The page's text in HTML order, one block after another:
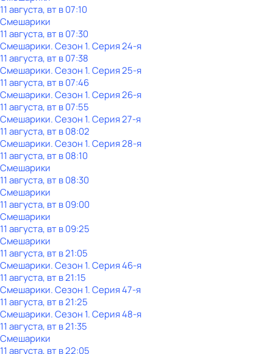
11 августа, вт в 07:10
Смешарики
11 августа, вт в 07:30
Смешарики. Сезон 1. Серия 24-я
11 августа, вт в 07:38
Смешарики. Сезон 1. Серия 25-я
11 августа, вт в 07:46
Смешарики. Сезон 1. Серия 26-я
11 августа, вт в 07:55
Смешарики. Сезон 1. Серия 27-я
11 августа, вт в 08:02
Смешарики. Сезон 1. Серия 28-я
11 августа, вт в 08:10
Смешарики
11 августа, вт в 08:30
Смешарики
11 августа, вт в 09:00
Смешарики
11 августа, вт в 09:25
Смешарики
11 августа, вт в 21:05
Смешарики. Сезон 1. Серия 46-я
11 августа, вт в 21:15
Смешарики. Сезон 1. Серия 47-я
11 августа, вт в 21:25
Смешарики. Сезон 1. Серия 48-я
11 августа, вт в 21:35
Смешарики
11 августа, вт в 22:05